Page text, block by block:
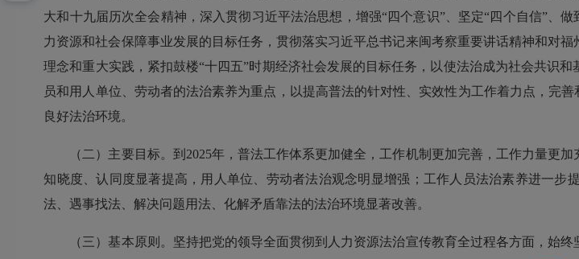
大和十九届历次全会精神，深入贯彻习近平法治思想，增强“四个意识”、坚定“四个自信”、
力资源和社会保障事业发展的目标任务，贯彻落实习近平总书记来闽考察重要讲话精神和对
理念和重大实践，紧扣鼓楼“十四五”时期经济社会发展的目标任务，以使法治成为社会共识
员和用人单位、劳动者的法治素养为重点，以提高普法的针对性、实效性为工作着力点，完
良好法治环境。
（二）主要目标。到2025年，普法工作体系更加健全，工作机制更加完善，工作力量更
知晓度、认同度显著提高，用人单位、劳动者法治观念明显增强；工作人员法治素养进一
法、遇事找法、解决问题用法、化解矛盾靠法的法治环境显著改善。
（三）基本原则。坚持把党的领导全面贯彻到人力资源法治宣传教育全过程各方面，始终